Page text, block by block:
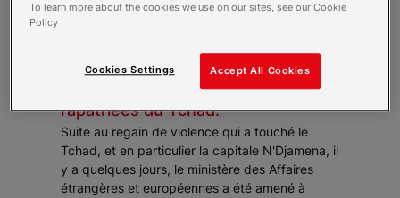
Plusieurs dizaines de bénévoles de
mobilisés à chaque arrivée d'avion
pour accueillir les personnes
rapatriées du Tchad.
Suite au regain de violence qui a touché le
Tchad, et en particulier la capitale N'Djamena, il
y a quelques jours, le ministère des Affaires
étrangères et européennes a été amené à
To learn more about the cookies we use on our sites, see our Cookie
Policy
Accept All Cookies
Cookies Settings